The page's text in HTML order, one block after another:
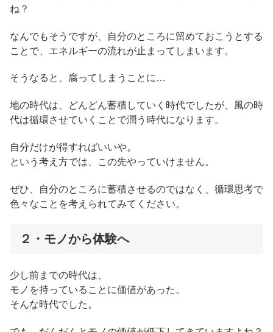
ね？
なんでもそうですが、自分のところに留めておこうとする
ことで、エネルギーの流れが止まってしまいます。
そうなると、腐ってしまうことに…
地の時代は、どんどん蓄積していく時代でしたが、風の時
代は循環させていくことで潤う時代になります。
自分だけが得すればいいや。
という考え方では、この先やっていけません。
ぜひ、自分のところに蓄積させるのではなく、循環思考で
色々なことを考えられてみてください。
２・モノから体験へ
少し前までの時代は、
モノを持っていることに価値があった。
そんな時代でした。